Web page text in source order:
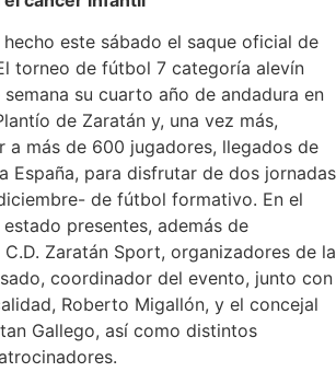
este sábado el saque oficial de
torneo de fútbol 7 categoría alevín
su cuarto año de andadura en
de Zaratán y, una vez más,
a más de 600 jugadores, llegados de
España, para disfrutar de dos jornadas
de fútbol formativo. En el
presentes, además de
Zaratán Sport, organizadores de la
coordinador del evento, junto con
Roberto Migallón, y el concejal
Gallego, así como distintos